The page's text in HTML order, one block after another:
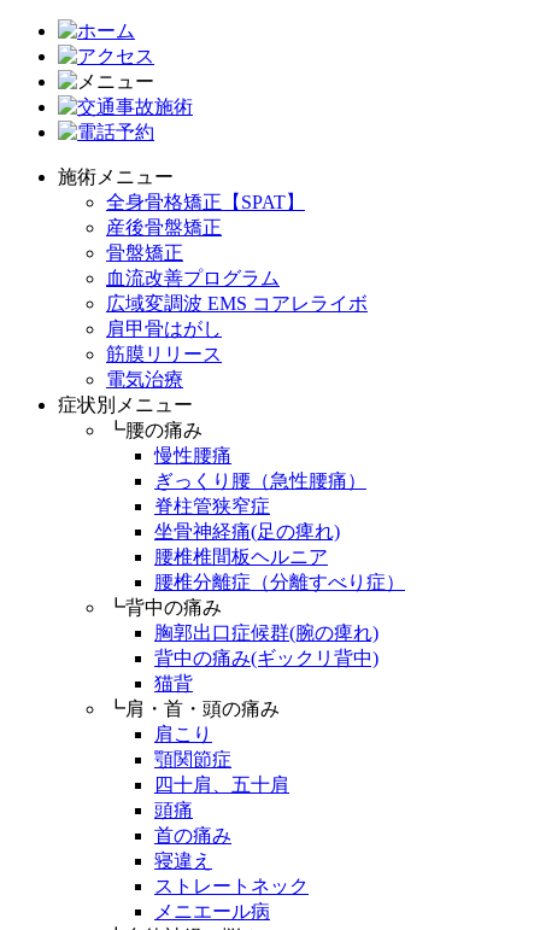
施術メニュー
全身骨格矯正【SPAT】
産後骨盤矯正
骨盤矯正
血流改善プログラム
広域変調波 EMS コアレライボ
肩甲骨はがし
筋膜リリース
電気治療
症状別メニュー
┗腰の痛み
慢性腰痛
ぎっくり腰（急性腰痛）
脊柱管狭窄症
坐骨神経痛(足の痺れ)
腰椎椎間板ヘルニア
腰椎分離症（分離すべり症）
┗背中の痛み
胸郭出口症候群(腕の痺れ)
背中の痛み(ギックリ背中)
猫背
┗肩・首・頭の痛み
肩こり
顎関節症
四十肩、五十肩
頭痛
首の痛み
寝違え
ストレートネック
メニエール病